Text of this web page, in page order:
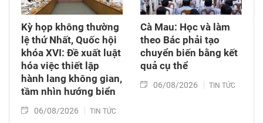
Kỳ họp không thường
lệ thứ Nhất, Quốc hội
khóa XVI: Đề xuất luật
hóa việc thiết lập
hành lang không gian,
tầm nhìn hướng biển
06/08/2026 TIN TỨC
Cà Mau: Học và làm
theo Bác phải tạo
chuyển biến bằng kết
quả cụ thể
06/08/2026 TIN TỨC